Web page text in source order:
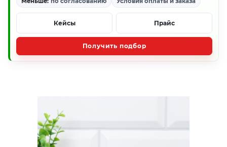
Кейсы Прайс
Получить подбор